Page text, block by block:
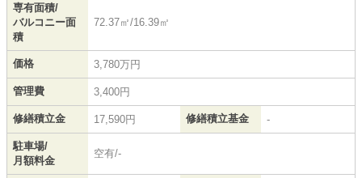
専有面積/
バルコニー面
積
72.37㎡/16.39㎡
価格 3,780万円
管理費 3,400円
修繕積立金 17,590円 修繕積立基金 -
駐車場/
月額料金
空有/-